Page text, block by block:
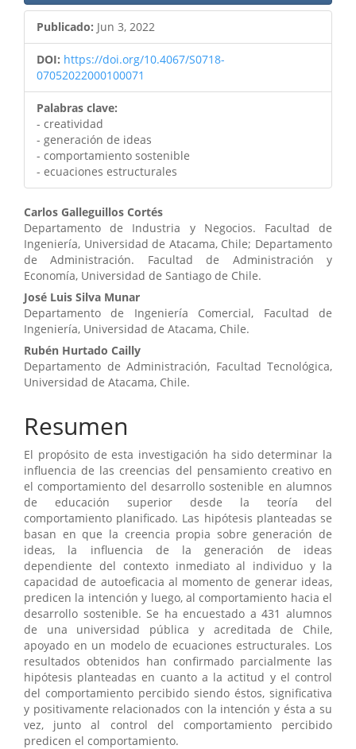
Publicado: Jun 3, 2022
DOI: https://doi.org/10.4067/S0718-
07052022000100071
Palabras clave:
- creatividad
- generación de ideas
- comportamiento sostenible
- ecuaciones estructurales
Contenido
principal
del
artículo
Carlos Galleguillos Cortés
Departamento de Industria y Negocios. Facultad de
Ingeniería, Universidad de Atacama, Chile; Departamento
de Administración. Facultad de Administración y
Economía, Universidad de Santiago de Chile.
José Luis Silva Munar
Departamento de Ingeniería Comercial, Facultad de
Ingeniería, Universidad de Atacama, Chile.
Rubén Hurtado Cailly
Departamento de Administración, Facultad Tecnológica,
Universidad de Atacama, Chile.
Resumen
El propósito de esta investigación ha sido determinar la
influencia de las creencias del pensamiento creativo en
el comportamiento del desarrollo sostenible en alumnos
de educación superior desde la teoría del
comportamiento planificado. Las hipótesis planteadas se
basan en que la creencia propia sobre generación de
ideas, la influencia de la generación de ideas
dependiente del contexto inmediato al individuo y la
capacidad de autoeficacia al momento de generar ideas,
predicen la intención y luego, al comportamiento hacia el
desarrollo sostenible. Se ha encuestado a 431 alumnos
de una universidad pública y acreditada de Chile,
apoyado en un modelo de ecuaciones estructurales. Los
resultados obtenidos han confirmado parcialmente las
hipótesis planteadas en cuanto a la actitud y el control
del comportamiento percibido siendo éstos, significativa
y positivamente relacionados con la intención y ésta a su
vez, junto al control del comportamiento percibido
predicen el comportamiento.